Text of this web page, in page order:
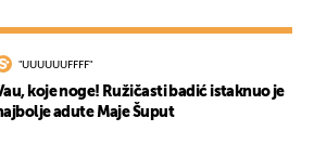
"UUUUUUFFFF"
koje noge! Ružičasti badić istaknuo je
adute Maje Šuput